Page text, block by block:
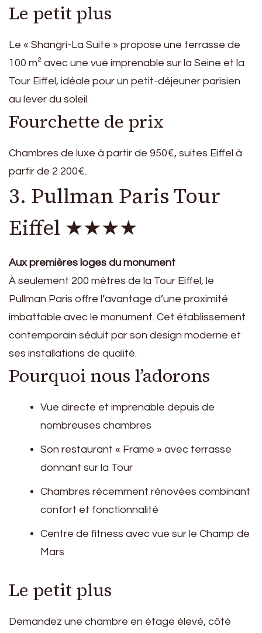
Le petit plus
Le « Shangri-La Suite » propose une terrasse de
100 m² avec une vue imprenable sur la Seine et la
Tour Eiffel, idéale pour un petit-déjeuner parisien
au lever du soleil.
Fourchette de prix
Chambres de luxe à partir de 950€, suites Eiffel à
partir de 2 200€.
3. Pullman Paris Tour
Eiffel ★★★★
Aux premières loges du monument
À seulement 200 mètres de la Tour Eiffel, le
Pullman Paris offre l’avantage d’une proximité
imbattable avec le monument. Cet établissement
contemporain séduit par son design moderne et
ses installations de qualité.
Pourquoi nous l’adorons
Vue directe et imprenable depuis de
nombreuses chambres
Son restaurant « Frame » avec terrasse
donnant sur la Tour
Chambres récemment rénovées combinant
confort et fonctionnalité
Centre de fitness avec vue sur le Champ de
Mars
Le petit plus
Demandez une chambre en étage élevé, côté